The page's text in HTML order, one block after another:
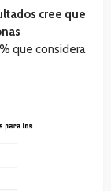
cree que
que considera